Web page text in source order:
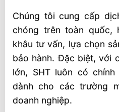
Chúng tôi cung cấp
chóng trên toàn quốc,
khâu tư vấn, lựa chọn
bảo hành. Đặc biệt, với
lớn, SHT luôn có
dành cho các trường
doanh nghiệp.